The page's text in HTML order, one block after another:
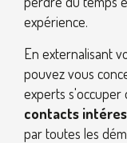
expérience.
En externalisant
pouvez vous
experts s'occuper
contacts
par toutes les